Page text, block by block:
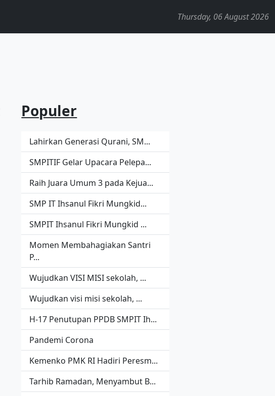
Thursday, 06 August 2026
Populer
Lahirkan Generasi Qurani, SM...
SMPITIF Gelar Upacara Pelepa...
Raih Juara Umum 3 pada Kejua...
SMP IT Ihsanul Fikri Mungkid...
SMPIT Ihsanul Fikri Mungkid ...
Momen Membahagiakan Santri
P...
Wujudkan VISI MISI sekolah, ...
Wujudkan visi misi sekolah, ...
H-17 Penutupan PPDB SMPIT Ih...
Pandemi Corona
Kemenko PMK RI Hadiri Peresm...
Tarhib Ramadan, Menyambut B...